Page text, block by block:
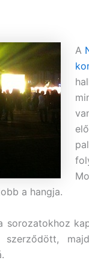
A
a hangja.
sorozatokhoz
szerződött,